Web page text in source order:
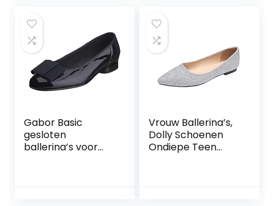
Gabor Basic
gesloten
ballerina’s voor
Vrouw Ballerina’s,
Dolly Schoenen
Ondiepe Teen